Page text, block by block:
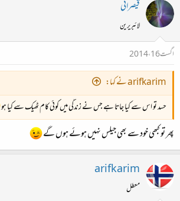
قیصرانی
لائبریرین
اگست 16، 2014
arifkarim نے کہا:
حسد تو اس سے کیا جاتا ہے جس نے زندگی میں کوئی کام ٹھیک سے کیا ہو
پھر تو کبھی خود سے بھی جیلس نہیں ہوئے ہوں گے
arifkarim
معطل